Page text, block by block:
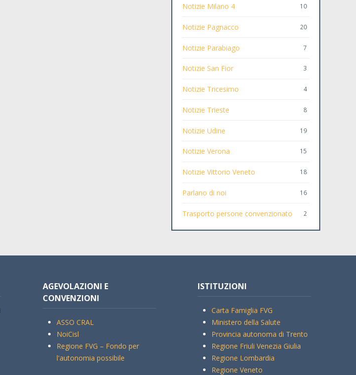
Notizie Milano 4 10
Notizie Pagnacco 20
Notizie Parabiago 7
Notizie San Fior 3
Notizie Tricesimo 4
Notizie Trieste 8
Notizie Udine 19
Notizie Verona 15
Notizie Vittorio Veneto 18
Parlano di noi 16
Trasporto persone convenzionato 2
AGEVOLAZIONI E
CONVENZIONI
ASSO CRAL
NoiCisl
Regione FVG – Fondo per
l'autonomia possibile
ISTITUZIONI
Carta Famiglia FVG
Ministero della Salute
Provincia autonoma di Trento
Regione Friuli Venezia Giulia
Regione Lombardia
Regione Veneto